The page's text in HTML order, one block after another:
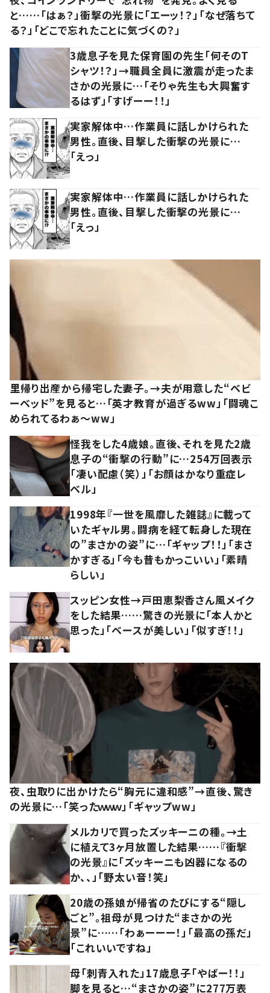
と……「はぁ？」衝撃の光景に「エーッ！？」「なぜ落ちて
る？」「どこで忘れたことに気づくの？」
3歳息子を見た保育園の先生「何そのT
シャツ！？」→職員全員に激震が走ったま
さかの光景に…「そりゃ先生も大興奮す
るはず」「すげーー！！」
実家解体中…作業員に話しかけられた
男性。直後、目撃した衝撃の光景に…
「えっ」
実家解体中…作業員に話しかけられた
男性。直後、目撃した衝撃の光景に…
「えっ」
里帰り出産から帰宅した妻子。→夫が用意した“ベビ
ーベッド”を見ると…「英才教育が過ぎるww」「闘魂こ
められてるわぁ～ww」
怪我をした4歳娘。直後、それを見た2歳
息子の“衝撃の行動”に…254万回表示
「凄い配慮（笑）」「お顔はかなり重症レ
ベル」
1998年『一世を風靡した雑誌』に載って
いたギャル男。闘病を経て転身した現在
の”まさかの姿”に…「ギャップ！！」「まさ
かすぎる」「今も昔もかっこいい」「素晴
らしい」
スッピン女性→戸田恵梨香さん風メイク
をした結果……驚きの光景に「本人かと
思った」「ベースが美しい」「似すぎ！！」
夜、虫取りに出かけたら“胸元に違和感”→直後、驚き
の光景に…「笑ったｗｗｗ」「ギャップww」
メルカリで買ったズッキーニの種。→土
に植えて3ヶ月放置した結果……『衝撃
の光景』に「ズッキーニも凶器になるの
か、、」「野太い音！笑」
20歳の孫娘が帰省のたびにする“隠し
ごと”。祖母が見つけた“まさかの光
景”に……「わぁーーー！」「最高の孫だ」
「これいいですね」
母「刺青入れた」17歳息子「やばー！！」
脚を見ると…“まさかの姿”に277万表